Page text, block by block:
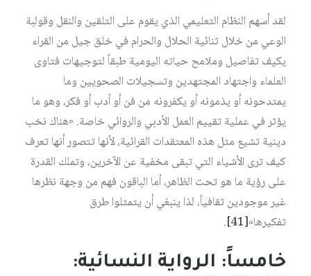
لقد أسهم النظام التعليمي الذي يقوم على التلقين والنقل وقولبة
الوعي من خلال ثنائية الحلال والحرام في خلق جيل من القراء
يكيف تفاصيل وملامح حياته اليومية طبقاً لتوجيهات فتاوى
العلماء واجتهاد المجتهدين وتسجيلات الصحويين وما
يمتدحونه أو يذمونه أو يكفرونه من فن أو أدب أو فكر، وهو ما
يؤثر في عملية تقييم العمل الأدبي والروائي خاصة. «هناك نخب
دينية تشيع مثل هذه المعتقدات القرائية، لأنها تتصور أنها تعرف
كيف ترى الأشياء التي تبقى مخفية عن الآخرين، وتملك القدرة
على رؤية ما هو تحت الظاهر، أما الباقون فهم من وجهة نظرها
غير موجودين ثقافياً، لذا ينبغي أن يتمثلوا طرق
تفكيرها»‏[41]
.
خامساً: الرواية النسائية: